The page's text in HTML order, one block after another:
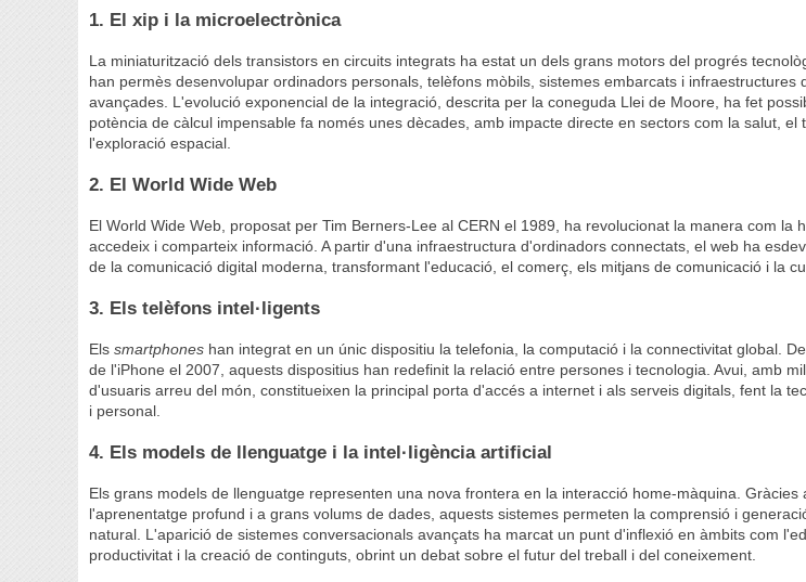
1. El xip i la microelectrònica
La miniaturització dels transistors en circuits integrats ha estat un dels grans motors del progrés
han permès desenvolupar ordinadors personals, telèfons mòbils, sistemes embarcats i infraestructures
avançades. L'evolució exponencial de la integració, descrita per la coneguda Llei de Moore, ha fet
potència de càlcul impensable fa només unes dècades, amb impacte directe en sectors com la salut, el
l'exploració espacial.
2. El World Wide Web
El World Wide Web, proposat per Tim Berners-Lee al CERN el 1989, ha revolucionat la manera com la
accedeix i comparteix informació. A partir d'una infraestructura d'ordinadors connectats, el web ha
de la comunicació digital moderna, transformant l'educació, el comerç, els mitjans de comunicació i la
3. Els telèfons intel·ligents
Elssmartphones han integrat en un únic dispositiu la telefonia, la computació i la connectivitat global.
de l'iPhone el 2007, aquests dispositius han redefinit la relació entre persones i tecnologia. Avui, amb
d'usuaris arreu del món, constitueixen la principal porta d'accés a internet i als serveis digitals, fent la
i personal.
4. Els models de llenguatge i la intel·ligència artificial
Els grans models de llenguatge representen una nova frontera en la interacció home-màquina. Gràcies
l'aprenentatge profund i a grans volums de dades, aquests sistemes permeten la comprensió i
natural. L'aparició de sistemes conversacionals avançats ha marcat un punt d'inflexió en àmbits com
productivitat i la creació de continguts, obrint un debat sobre el futur del treball i del coneixement.